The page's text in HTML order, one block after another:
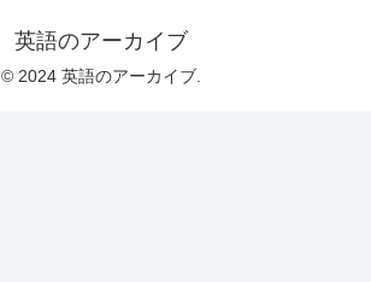
英語のアーカイブ
© 2024 英語のアーカイブ.